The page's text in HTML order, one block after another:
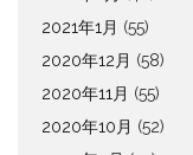
2021年1月 (55)
2020年12月 (58)
2020年11月 (55)
2020年10月 (52)